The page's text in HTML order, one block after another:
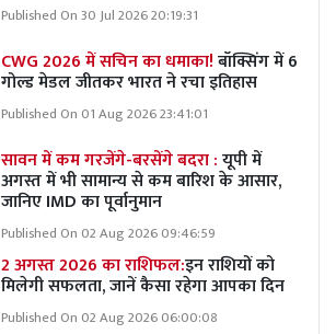
Published On 30 Jul 2026 20:19:31
CWG 2026 में सचिन का धमाका!बॉक्सिंग में 6
गोल्ड मेडल जीतकर भारत ने रचा इतिहास
Published On 01 Aug 2026 23:41:01
सावन में कम गरजेंगे-बरसेंगे बदरा :यूपी में
अगस्त में भी सामान्य से कम बारिश के आसार,
जानिए IMD का पूर्वानुमान
Published On 02 Aug 2026 09:46:59
2 अगस्त 2026 का राशिफल:इन राशियों को
मिलेगी सफलता, जानें कैसा रहेगा आपका दिन
Published On 02 Aug 2026 06:00:08